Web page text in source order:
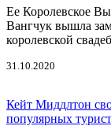
Ее Королевское
Вангчук вышла
королевской
31.10.2020
Кейт Миддлтон
популярных